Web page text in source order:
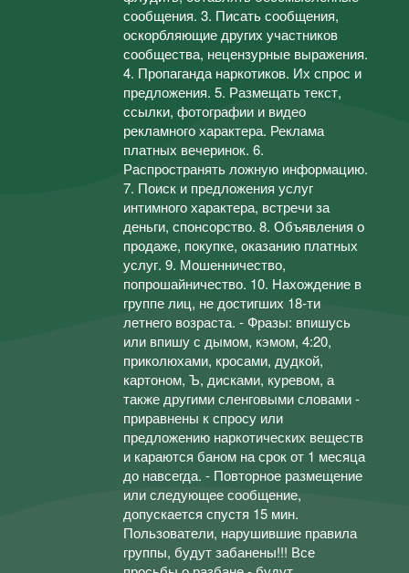
сообщения. 3. Писать сообщения,
оскорбляющие других участников
сообщества, нецензурные выражения.
4. Пропаганда наркотиков. Их спрос и
предложения. 5. Размещать текст,
ссылки, фотографии и видео
рекламного характера. Реклама
платных вечеринок. 6.
Распространять ложную информацию.
7. Поиск и предложения услуг
интимного характера, встречи за
деньги, спонсорство. 8. Объявления о
продаже, покупке, оказанию платных
услуг. 9. Мошенничество,
попрошайничество. 10. Нахождение в
группе лиц, не достигших 18-ти
летнего возраста. - Фразы: впишусь
или впишу с дымом, кэмом, 4:20,
приколюхами, кросами, дудкой,
картоном, Ъ, дисками, куревом, а
также другими сленговыми словами -
приравнены к спросу или
предложению наркотических веществ
и караются баном на срок от 1 месяца
до навсегда. - Повторное размещение
или следующее сообщение,
допускается спустя 15 мин.
Пользователи, нарушившие правила
группы, будут забанены!!! Все